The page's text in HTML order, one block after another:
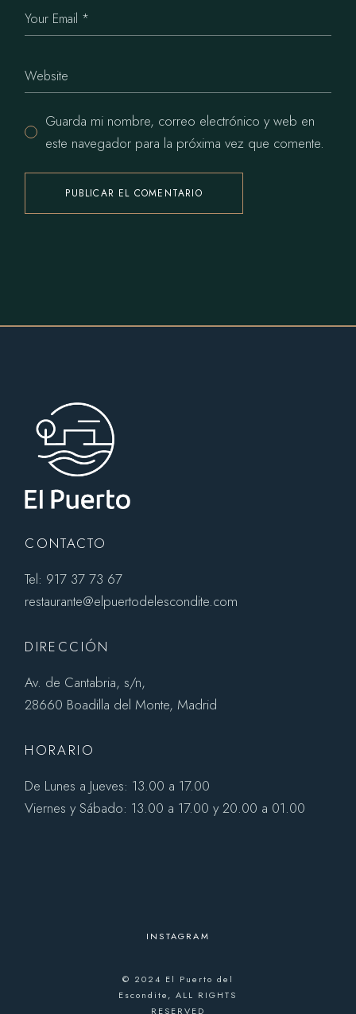
Guarda mi nombre, correo electrónico y web en
este navegador para la próxima vez que comente.
PUBLICAR EL COMENTARIO
CONTACTO
Tel: 917 37 73 67
restaurante@elpuertodelescondite.com
DIRECCIÓN
Av. de Cantabria, s/n,
28660 Boadilla del Monte, Madrid
HORARIO
De Lunes a Jueves: 13.00 a 17.00
Viernes y Sábado: 13.00 a 17.00 y 20.00 a 01.00
INSTAGRAM
© 2024 El Puerto del
Escondite, ALL RIGHTS
RESERVED